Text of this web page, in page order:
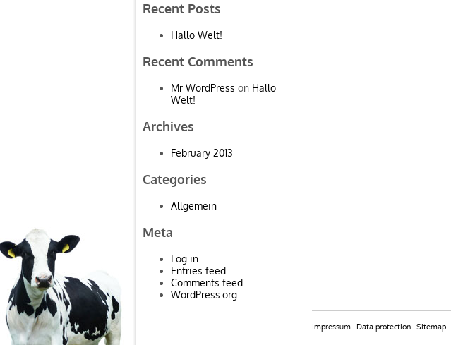
Recent Posts
Hallo Welt!
Recent Comments
Mr WordPress on Hallo
Welt!
Archives
February 2013
Categories
Allgemein
Meta
Log in
Entries feed
Comments feed
WordPress.org
Impressum Data protection Sitemap